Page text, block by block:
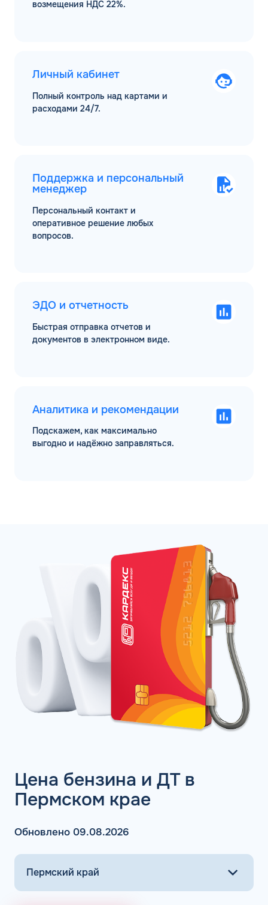
возмещения НДС 22%.
Личный кабинет
Полный контроль над картами и
расходами 24/7.
Поддержка и персональный
менеджер
Персональный контакт и
оперативное решение любых
вопросов.
ЭДО и отчетность
Быстрая отправка отчетов и
документов в электронном виде.
Аналитика и рекомендации
Подскажем, как максимально
выгодно и надёжно заправляться.
Цена бензина и ДТ в
Пермском крае
Обновлено 09.08.2026